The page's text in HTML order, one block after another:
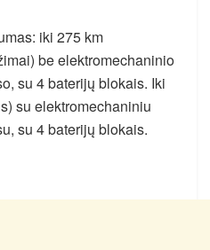
iki 275 km
be elektromechaninio
su 4 baterijų blokais. Iki
su elektromechaniniu
su 4 baterijų blokais.